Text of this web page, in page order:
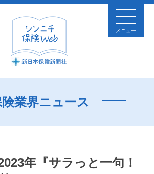
メニュー
業界ニュース
年『サラっと一句！